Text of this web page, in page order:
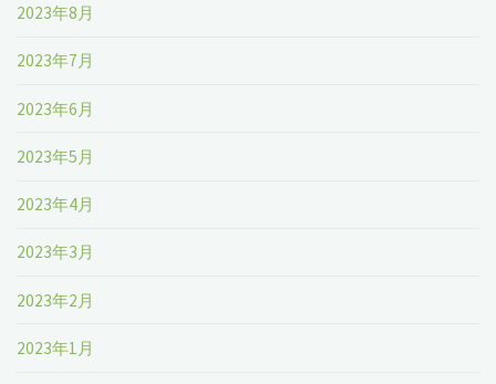
2023年8月
2023年7月
2023年6月
2023年5月
2023年4月
2023年3月
2023年2月
2023年1月